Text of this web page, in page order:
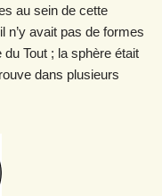
au sein de cette
n’y avait pas de formes
Tout ; la sphère était
dans plusieurs